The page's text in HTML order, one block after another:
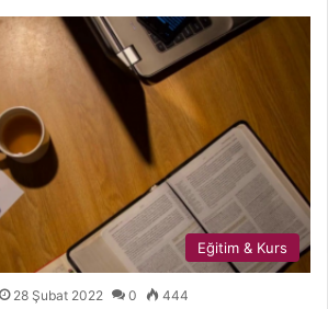
Eğitim & Kurs
28 Şubat 2022 0 444